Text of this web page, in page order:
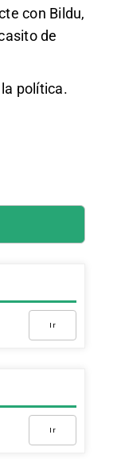
con Bildu,
de
política.
Ir
Ir